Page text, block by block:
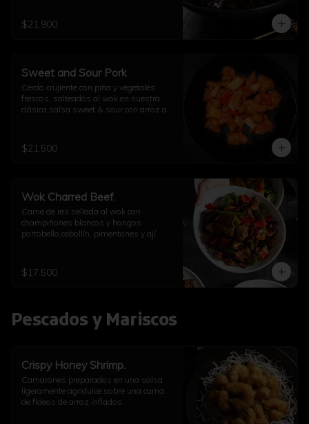
$21.900
Sweet and Sour Pork
Cerdo crujiente con piña y vegetales
frescos, salteados al wok en nuestra
clásica salsa sweet & sour con arroz a
$21.500
Wok Charred Beef.
Carne de res sellada al wok con
champiñones blancos y hongos
portobello,cebollín, pimentones y ají.
$17.500
Pescados y Mariscos
Crispy Honey Shrimp.
Camarones preparados en una salsa
ligeramente agridulce sobre una cama
de fideos de arroz inflados.